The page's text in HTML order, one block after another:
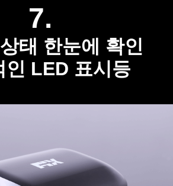
7.
태 한눈에 확인
인 LED 표시등